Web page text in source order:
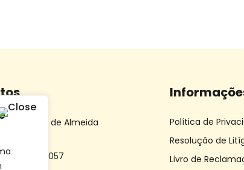
Dr. João de Almeida
254 612 057
Política de
Resolução de
Livro de